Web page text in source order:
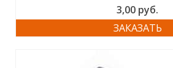
3,00 руб.
ЗАКАЗАТЬ